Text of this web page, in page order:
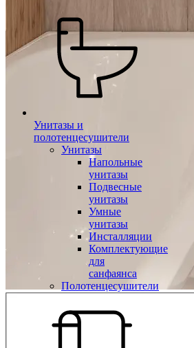
Унитазы и
полотенцесушители
Унитазы
Напольные
унитазы
Подвесные
унитазы
Умные
унитазы
Инсталляции
Комплектующие
для
санфаянса
Полотенцесушители